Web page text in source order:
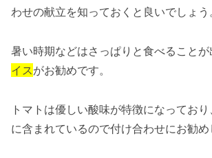
わせの献立を知っておくと良いでしょう
暑い時期などはさっぱりと食べることが
イス がお勧めです。
トマトは優しい酸味が特徴になってお
に含まれているので付け合わせにお勧め